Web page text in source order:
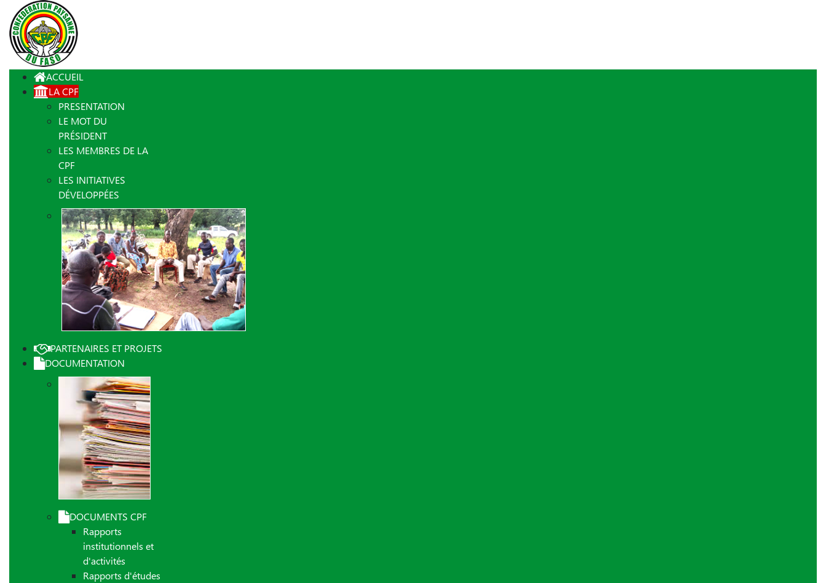
ACCUEIL
LA CPF
PRESENTATION
LE MOT DU
PRÉSIDENT
LES MEMBRES DE LA
CPF
LES INITIATIVES
DÉVELOPPÉES
PARTENAIRES ET PROJETS
DOCUMENTATION
DOCUMENTS CPF
Rapports
institutionnels et
d'activités
Rapports d'études